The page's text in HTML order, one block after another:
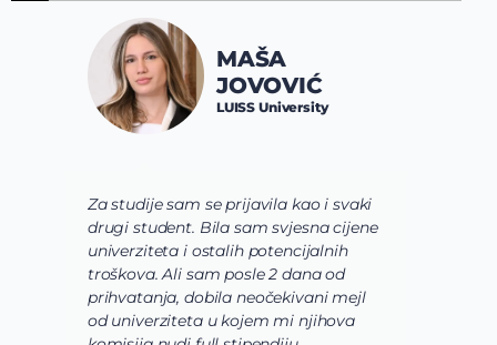
Za studije sam se prijavila kao i svaki
drugi student. Bila sam svjesna cijene
univerziteta i ostalih potencijalnih
troškova. Ali sam posle 2 dana od
prihvatanja, dobila neočekivani mejl
od univerziteta u kojem mi njihova
MAŠA
JOVOVIĆ
LUISS University